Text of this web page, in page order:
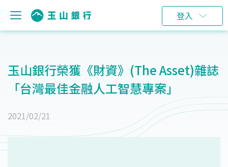
登入
玉山銀行榮獲《財資》(The Asset)雜誌
「台灣最佳金融人工智慧專案」
2021/02/21